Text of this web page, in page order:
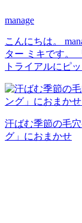
manage
こんにちは。
ター ミキです。
トライアルにピ
汗ばむ季節の毛
グ」におまかせ